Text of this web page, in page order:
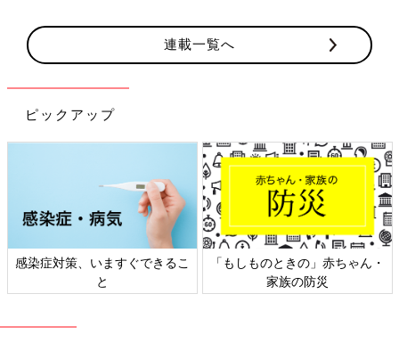
連載一覧へ
ピックアップ
感染症対策、いますぐできるこ
と
「もしものときの」赤ちゃん・
家族の防災